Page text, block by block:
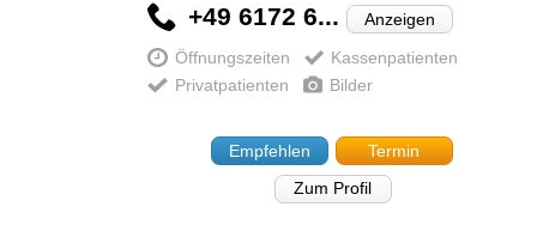
+49 6172 6... Anzeigen
Öffnungszeiten
Kassenpatienten
Privatpatienten
Bilder
Empfehlen
Termin
Zum Profil